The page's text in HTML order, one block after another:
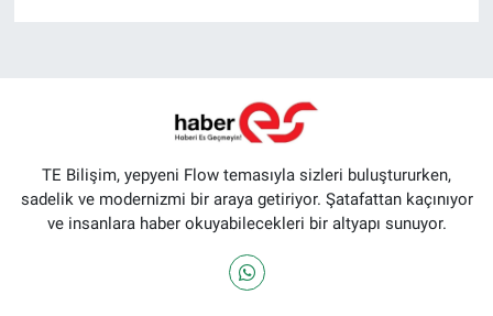
TE Bilişim, yepyeni Flow temasıyla sizleri buluştururken,
sadelik ve modernizmi bir araya getiriyor. Şatafattan kaçınıyor
ve insanlara haber okuyabilecekleri bir altyapı sunuyor.